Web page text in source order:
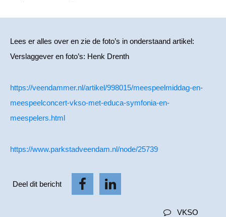
Lees er alles over en zie de foto’s in onderstaand artikel:
Verslaggever en foto’s: Henk Drenth
https://veendammer.nl/artikel/998015/meespeelmiddag-en-
meespeelconcert-vkso-met-educa-symfonia-en-
meespelers.html
https://www.parkstadveendam.nl/node/25739
Deel dit bericht
VKSO